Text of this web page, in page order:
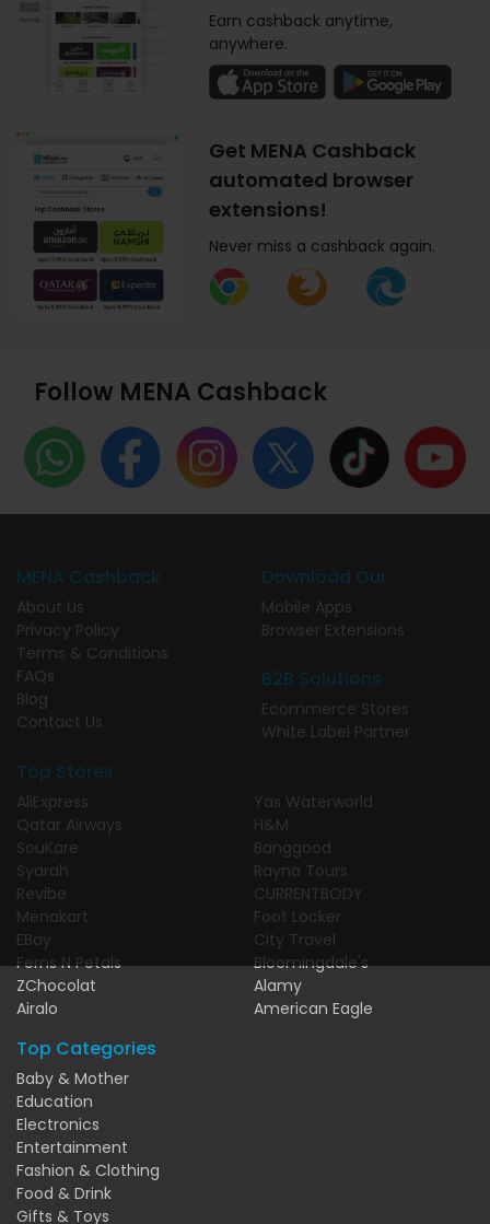
Earn cashback anytime,
anywhere.
Get MENA Cashback
automated browser
extensions!
Never miss a cashback again.
Follow MENA Cashback
MENA Cashback
About Us
Privacy Policy
Terms & Conditions
FAQs
Blog
Contact Us
Download Our
Mobile Apps
Browser Extensions
B2B Solutions
Ecommerce Stores
White Label Partner
Top Stores
AliExpress
Qatar Airways
SouKare
Syarah
Revibe
Menakart
EBay
Ferns N Petals
ZChocolat
Airalo
Yas Waterworld
H&M
Banggood
Rayna Tours
CURRENTBODY
Foot Locker
City Travel
Bloomingdale's
Alamy
American Eagle
Top Categories
Baby & Mother
Education
Electronics
Entertainment
Fashion & Clothing
Food & Drink
Gifts & Toys